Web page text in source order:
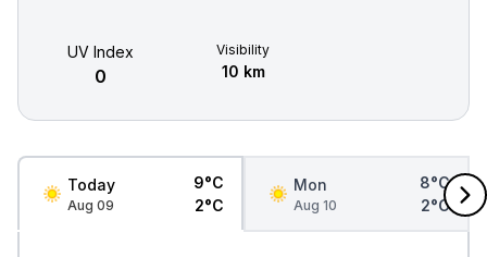
UV Index
0
Visibility
10 km
Today
Aug 09
9°C
2°C
Mon
Aug 10
8°C
2°C